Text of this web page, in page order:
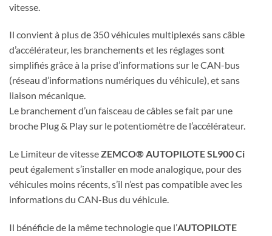
vitesse.
Il convient à plus de 350 véhicules multiplexés sans câble
d’accélérateur, les branchements et les réglages sont
simplifiés grâce à la prise d’informations sur le CAN-bus
(réseau d’informations numériques du véhicule), et sans
liaison mécanique.
Le branchement d’un faisceau de câbles se fait par une
broche Plug & Play sur le potentiomètre de l’accélérateur.
Le Limiteur de vitesseZEMCO® AUTOPILOTE SL900 Ci
peut également s’installer en mode analogique, pour des
véhicules moins récents, s’il n’est pas compatible avec les
informations du CAN-Bus du véhicule.
Il bénéficie de la même technologie que l’AUTOPILOTE